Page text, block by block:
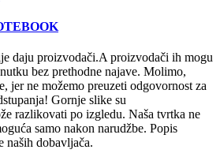
daju proizvodači.A proizvodači ih mogu
bez prethodne najave. Molimo,
jer ne možemo preuzeti odgovornost za
Gornje slike su
razlikovati po izgledu. Naša tvrtka ne
samo nakon narudžbe. Popis
naših dobavljača.